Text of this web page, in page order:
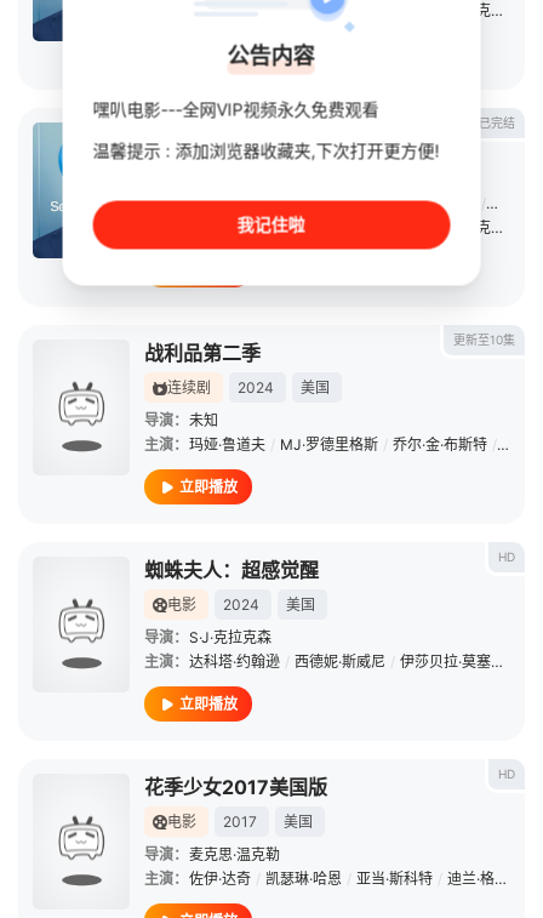
布丽特·洛薇尔 克里斯托弗·沃肯
立即播放
已完结
人生切割术第二季
导演：本·斯蒂勒 / 乌塔·布里泽维茨 / 塞缪尔·多诺万 / 杰西卡·
亚当·斯科特 / 布丽特·洛薇尔 约翰·特托罗 克里斯托弗·沃肯
更新至10集
战利品第二季
连续剧 2024
美国
导演： 未知
主演： 玛娅·鲁道夫 / MJ·罗德里格斯 / 乔尔·金·布斯特 / 罗恩·
立即播放
HD
蜘蛛夫人：超感觉醒
电影 2024
美国
导演： S·J·克拉克森
主演： 达科塔·约翰逊 / 西德妮·斯威尼 / 伊莎贝拉·莫塞德
立即播放
HD
花季少女2017美国版
电影 2017
美国
导演： 麦克思·温克勒
主演： 佐伊·达奇 / 凯瑟琳·哈恩 / 亚当·斯科特 / 迪兰·格鲁拉
公告内容
嘿叭电影---全网VIP视频永久免费观看
温馨提示 : 添加浏览器收藏夹,下次打开更方便!
我记住啦